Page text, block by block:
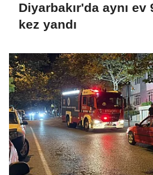
Diyarbakır'da aynı ev
kez yandı